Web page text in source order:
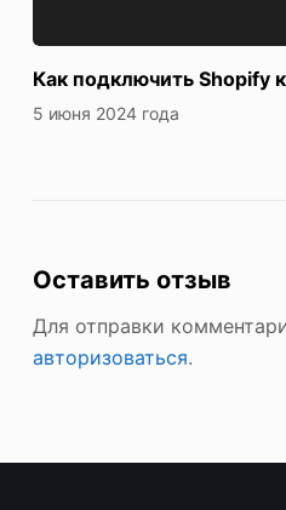
Как подключить Shopify
5 июня 2024 года
Оставить отзыв
Для отправки
авторизоваться.